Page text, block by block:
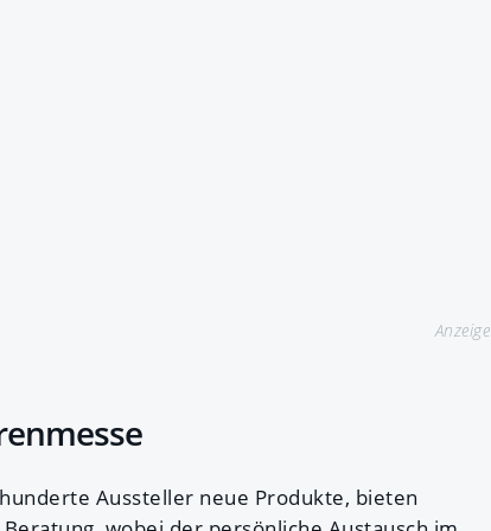
Anzeige
Aussteller neue Produkte, bieten